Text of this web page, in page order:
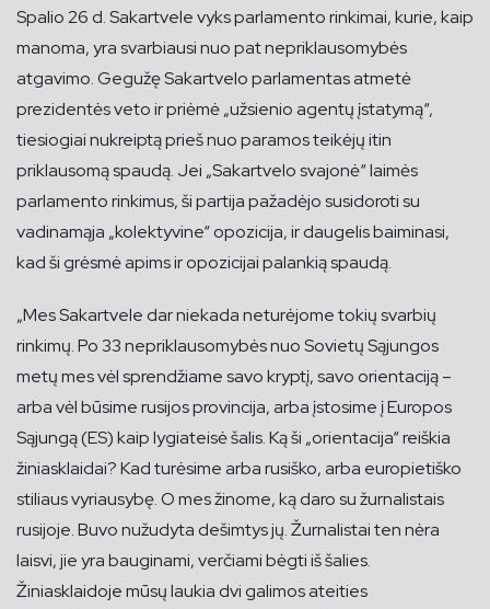
Spalio 26 d. Sakartvele vyks parlamento rinkimai, kurie, kaip
manoma, yra svarbiausi nuo pat nepriklausomybės
atgavimo. Gegužę Sakartvelo parlamentas atmetė
prezidentės veto ir priėmė „užsienio agentų įstatymą“,
tiesiogiai nukreiptą prieš nuo paramos teikėjų itin
priklausomą spaudą. Jei „Sakartvelo svajonė“ laimės
parlamento rinkimus, ši partija pažadėjo susidoroti su
vadinamąja „kolektyvine“ opozicija, ir daugelis baiminasi,
kad ši grėsmė apims ir opozicijai palankią spaudą.
„Mes Sakartvele dar niekada neturėjome tokių svarbių
rinkimų. Po 33 nepriklausomybės nuo Sovietų Sąjungos
metų mes vėl sprendžiame savo kryptį, savo orientaciją –
arba vėl būsime rusijos provincija, arba įstosime į Europos
Sąjungą (ES) kaip lygiateisė šalis. Ką ši „orientacija“ reiškia
žiniasklaidai? Kad turėsime arba rusiško, arba europietiško
stiliaus vyriausybę. O mes žinome, ką daro su žurnalistais
rusijoje. Buvo nužudyta dešimtys jų. Žurnalistai ten nėra
laisvi, jie yra bauginami, verčiami bėgti iš šalies.
Žiniasklaidoje mūsų laukia dvi galimos ateities